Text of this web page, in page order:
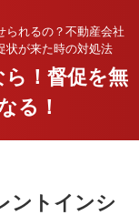
られるの？不動産会社
状が来た時の対処法
！督促を無
る！
ントインシ